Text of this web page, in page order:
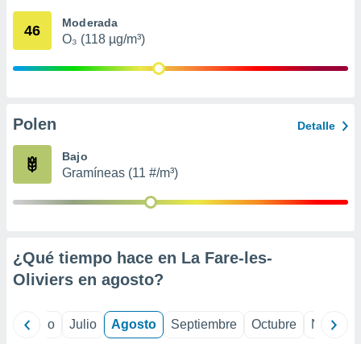
mediante
publicidad
de
46 Moderada
O₃ (118 µg/m³)
Polen Detalle
Bajo
Gramíneas (11 #/m³)
¿Qué tiempo hace en La Fare-les-
Oliviers en agosto?
Junio Julio Agosto Septiembre Octubre